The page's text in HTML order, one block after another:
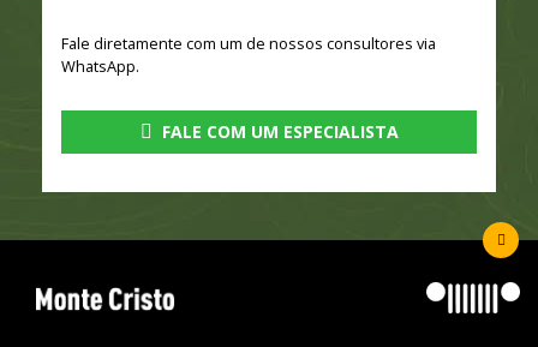
Fale diretamente com um de nossos consultores via
WhatsApp.
FALE COM UM ESPECIALISTA